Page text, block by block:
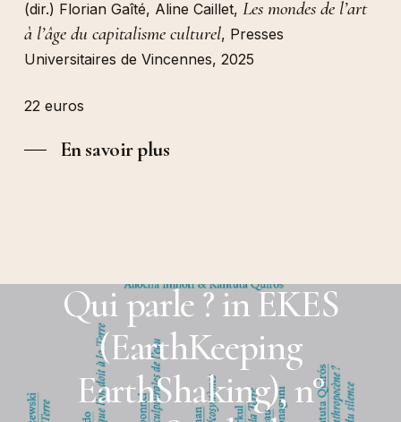
(dir.) Florian Gaîté, Aline Caillet, Les mondes de l’art
à l’âge du capitalisme culturel, Presses
Universitaires de Vincennes, 2025
22 euros
En savoir plus
Qui parle ? in EKES
(EarthKeeping
EarthShaking), n°